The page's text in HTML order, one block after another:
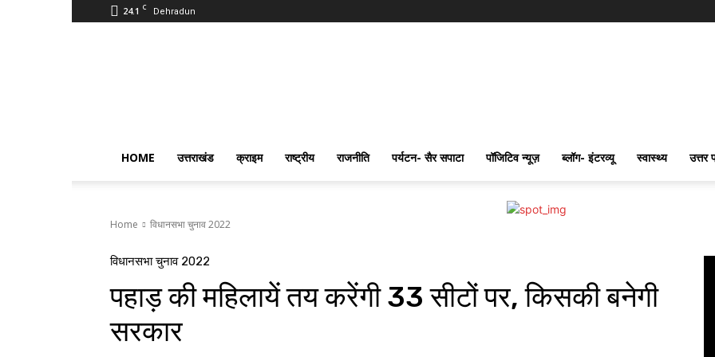
24.1 C Dehradun
HOME उत्तराखंड क्राइम राष्ट्रीय राजनीति पर्यटन- सैर सपाटा पॉजिटिव न्यूज़ ब्लॉग- इंटरव्यू स्वास्थ्य उत्तर
Home विधानसभा चुनाव 2022
विधानसभा चुनाव 2022
पहाड़ की महिलायें तय करेंगी 33 सीटों पर, किसकी बनेगी
सरकार